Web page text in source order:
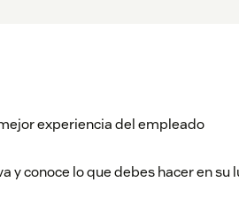
experiencia del empleado
y conoce lo que debes hacer en su